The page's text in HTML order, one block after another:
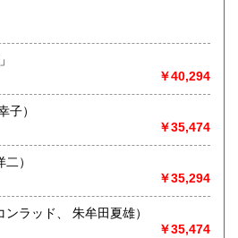
会科学、自然科学、美術工芸、国
、近代文献、趣味、外国書、サブ
の他）
￥40,294
高橋 幸子）
￥35,474
洋二）
￥35,294
・コンラッド、 朱牟田夏雄）
￥35,474